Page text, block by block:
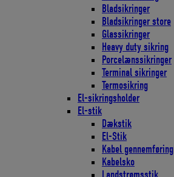
Bladsikringer
Bladsikringer store
Glassikringer
Heavy duty sikring
Porcelænssikringer
Terminal sikringer
Termosikring
El-sikringsholder
El-stik
Dækstik
El-Stik
Kabel gennemføring
Kabelsko